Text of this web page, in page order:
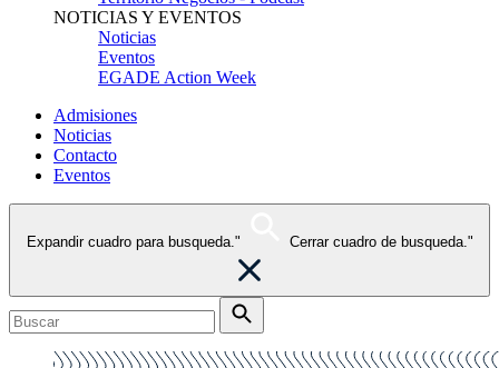
NOTICIAS Y EVENTOS
Noticias
Eventos
EGADE Action Week
Admisiones
Noticias
Contacto
Eventos
Expandir cuadro para busqueda." Cerrar cuadro de busqueda."